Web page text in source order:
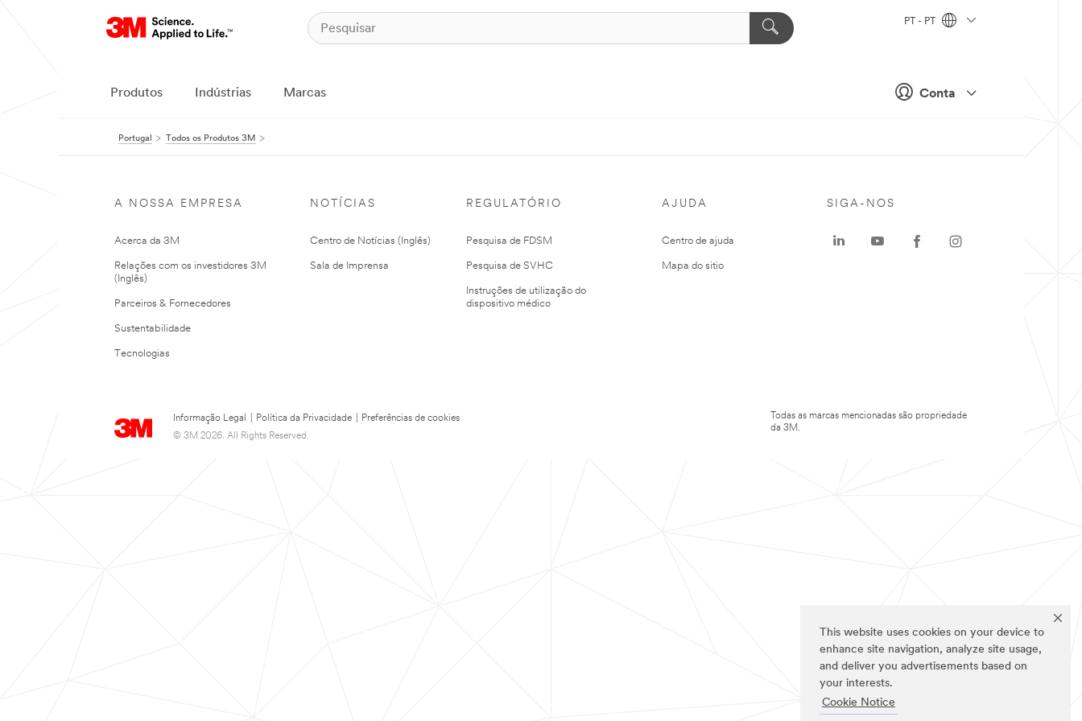
This website uses cookies on your device to
enhance site navigation, analyze site usage,
and deliver you advertisements based on
your interests.
Cookie Notice
Conta
PT - PT
Produtos Indústrias Marcas
Portugal Todos os Produtos 3M
A NOSSA EMPRESA
Acerca da 3M
Relações com os investidores 3M
(Inglês)
Parceiros & Fornecedores
Sustentabilidade
Tecnologias
NOTÍCIAS
Centro de Notícias (Inglês)
Sala de Imprensa
REGULATÓRIO
Pesquisa de FDSM
Pesquisa de SVHC
Instruções de utilização do
dispositivo médico
AJUDA
Centro de ajuda
Mapa do sitio
Informação Legal Política da Privacidade
Preferências de cookies
© 3M 2026. All Rights Reserved.
SIGA-NOS
Todas as marcas mencionadas são propriedade
da 3M.